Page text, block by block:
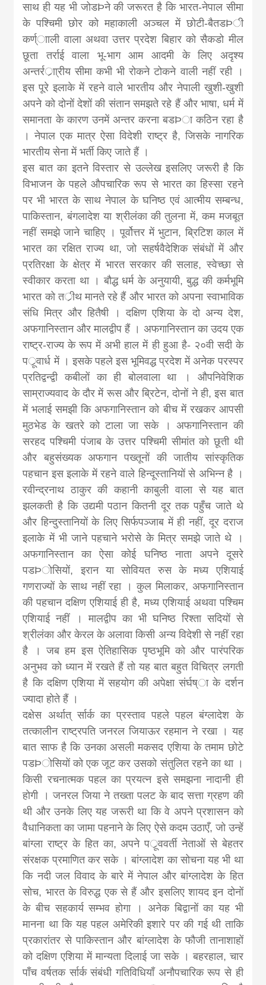
साथ ही यह भी जोडÞने की जरूरत है कि भारत-नेपाल सीमा
के पश्चिमी छोर को महाकाली अञ्चल में छोटी-बैतडÞी
कर्ण्ााली वाला अथवा उत्तर प्रदेश बिहार को सैकडो मील
छूता तर्राई वाला भू-भाग आम आदमी के लिए अदृश्य
अन्तर्रर्ाा्रीय सीमा कभी भी रोकने टोकने वाली नहीं रही ।
इस पूरे इलाके में रहने वाले भारतीय और नेपाली खुशी-खुशी
अपने को दोनों देशों की संतान समझते रहे हैं और भाषा, धर्म में
समानता के कारण उनमें अन्तर करना बडÞा कठिन रहा है
। नेपाल एक मात्र ऐसा विदेशी राष्ट्र है, जिसके नागरिक
भारतीय सेना में भर्ती किए जाते हैं ।
इस बात का इतने विस्तार से उल्लेख इसलिए जरूरी है कि
विभाजन के पहले औपचारिक रूप से भारत का हिस्सा रहने
पर भी भारत के साथ नेपाल के घनिष्ठ एवं आत्मीय सम्बन्ध,
पाकिस्तान, बंगलादेश या श्रीलंका की तुलना में, कम मजबूत
नहीं समझे जाने चाहिए । पूर्वोत्तर में भुटान, ब्रिटिश काल में
भारत का रक्षित राज्य था, जो सहर्षवैदेशिक संबंधों में और
प्रतिरक्षा के क्षेत्र में भारत सरकार की सलाह, स्वेच्छा से
स्वीकार करता था । बौद्ध धर्म के अनुयायी, बुद्ध की कर्मभूमि
भारत को तर्ीथ मानते रहे हैं और भारत को अपना स्वाभाविक
संधि मित्र और हितैषी । दक्षिण एशिया के दो अन्य देश,
अफगानिस्तान और मालद्वीप हैं । अफगानिस्तान का उदय एक
राष्ट्र-राज्य के रूप में अभी हाल में ही हुआ है- २०वी सदी के
पर्ूवार्ध में । इसके पहले इस भूमिवद्ध प्रदेश में अनेक परस्पर
प्रतिद्वन्द्वी कबीलों का ही बोलवाला था । औपनिवेशिक
साम्राज्यवाद के दौर में रूस और ब्रिटेन, दोनों ने ही, इस बात
में भलाई समझी कि अफगानिस्तान को बीच में रखकर आपसी
मुठभेड के खतरे को टाला जा सके । अफगानिस्तान की
सरहद पश्चिमी पंजाब के उत्तर पश्चिमी सीमांत को छूती थी
और बहुसंख्यक अफगान पख्तूनों की जातीय सांस्कृतिक
पहचान इस इलाके में रहने वाले हिन्दूस्तानियों से अभिन्न है ।
रवीन्द्रनाथ ठाकुर की कहानी काबुली वाला से यह बात
झलकती है कि उद्यमी पठान कितनी दूर तक पहुँच जाते थे
और हिन्दुस्तानियों के लिए सिर्फपञ्जाब में ही नहीं, दूर दराज
इलाके में भी जाने पहचाने भरोसे के मित्र समझे जाते थे ।
अफगानिस्तान का ऐसा कोई घनिष्ठ नाता अपने दूसरे
पडÞोसियों, इरान या सोवियत रुस के मध्य एशियाई
गणराज्यों के साथ नहीं रहा । कुल मिलाकर, अफगानिस्तान
की पहचान दक्षिण एशियाई ही है, मध्य एशियाई अथवा पश्चिम
एशियाई नहीं । मालद्वीप का भी घनिष्ठ रिश्ता सदियों से
श्रीलंका और केरल के अलावा किसी अन्य विदेशी से नहीं रहा
है । जब हम इस ऐतिहासिक पृष्ठभूमि को और पारंपरिक
अनुभव को ध्यान में रखते हैं तो यह बात बहुत विचित्र लगती
है कि दक्षिण एशिया में सहयोग की अपेक्षा संर्घष्ा के दर्शन
ज्यादा होते हैं ।
दक्षेस अर्थात् र्सार्क का प्रस्ताव पहले पहल बंग्लादेश के
तत्कालीन राष्ट्रपति जनरल जियाऊर रहमान ने रखा । यह
बात साफ है कि उनका असली मकसद एशिया के तमाम छोटे
पडÞोसियों को एक जूट कर उसको संतुलित रहने का था ।
किसी रचनात्मक पहल का प्रयत्न इसे समझना नादानी ही
होगी । जनरल जिया ने तख्ता पलट के बाद सत्ता ग्रहण की
थी और उनके लिए यह जरूरी था कि वे अपने प्रशासन को
वैधानिकता का जामा पहनाने के लिए ऐसे कदम उठाएँ, जो उन्हें
बांग्ला राष्ट्र के हित का, अपने पर्ूववर्ती नेताओं से बेहतर
संरक्षक प्रमाणित कर सके । बांग्लादेश का सोचना यह भी था
कि नदी जल विवाद के बारे में नेपाल और बांग्लादेश के हित
सोच, भारत के विरुद्ध एक से हैं और इसलिए शायद इन दोनों
के बीच सहकार्य सम्भव होगा । अनेक बिद्वानों का यह भी
मानना था कि यह पहल अमेरिकी इशारे पर की गई थी ताकि
प्रकारांतर से पाकिस्तान और बांग्लादेश के फौजी तानाशाहों
को दक्षिण एशिया में मान्यता दिलाई जा सके । बहरहाल, चार
पाँच वर्षतक र्सार्क संबंधी गतिविधियाँ अनौपचारिक रूप से ही